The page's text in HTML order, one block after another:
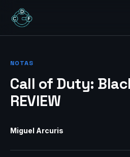
REVIEWS
NOTAS
Call of Duty:
REVIEW
Miguel Arcuris